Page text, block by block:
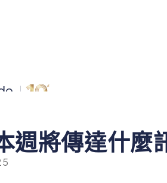
週將傳達什麼